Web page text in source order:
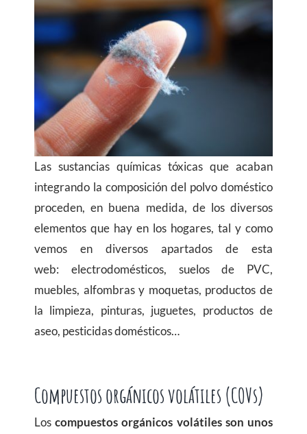
Las sustancias químicas tóxicas que acaban
integrando la composición del polvo doméstico
proceden, en buena medida, de los diversos
elementos que hay en los hogares, tal y como
vemos en diversos apartados de esta
web: electrodomésticos, suelos de PVC,
muebles, alfombras y moquetas, productos de
la limpieza, pinturas, juguetes, productos de
aseo, pesticidas domésticos…
Compuestos orgánicos volátiles (COVs)
Loscompuestos orgánicos volátiles son unos